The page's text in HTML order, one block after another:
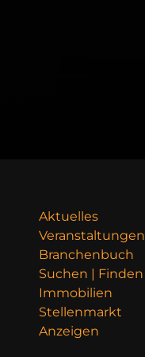
Aktuelles
Veranstaltungen
Branchenbuch
Suchen | Finden
Immobilien
Stellenmarkt
Anzeigen